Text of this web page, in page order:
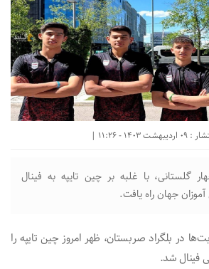
گلستانی، با غلبه بر چین تایپه به فینال
جهان راه یافت.
در بلگراد صربستان، ظهر امروز چین تایپه را